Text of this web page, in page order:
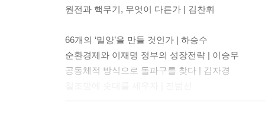
원전과 핵무기, 무엇이 다른가 | 김찬휘
66개의 ‘밀양’을 만들 것인가 | 하승수
순환경제와 이재명 정부의 성장전략 | 이승무
공동체적 방식으로 돌파구를 찾다 | 김자경